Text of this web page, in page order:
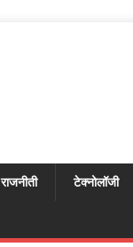
राजनीती टेक्नोलॉजी